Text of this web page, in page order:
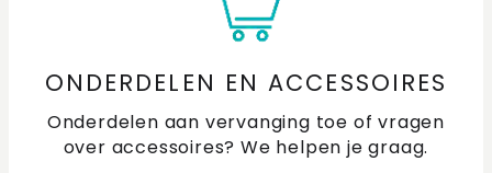
ONDERDELEN EN ACCESSOIRES
Onderdelen aan vervanging toe of vragen
over accessoires? We helpen je graag.